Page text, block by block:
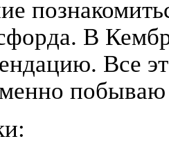
В
Все
побываю